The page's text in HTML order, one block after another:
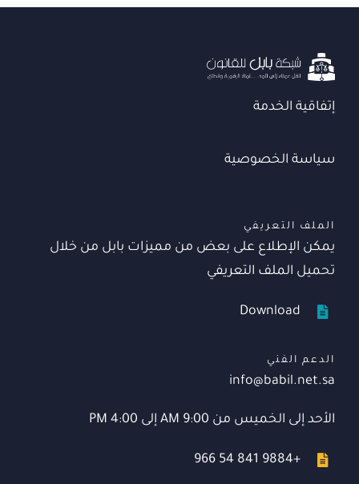
إتفاقية الخدمة
سياسة الخصوصية
الملف التعريفي
يمكن الإطلاع على بعض من مميزات بابل من خلال
تحميل الملف التعريفي
Download
الدعم الفني
info@babil.net.sa
الأحد إلى الخميس من 9:00 AM إلى 4:00 PM
+966 54 841 9884